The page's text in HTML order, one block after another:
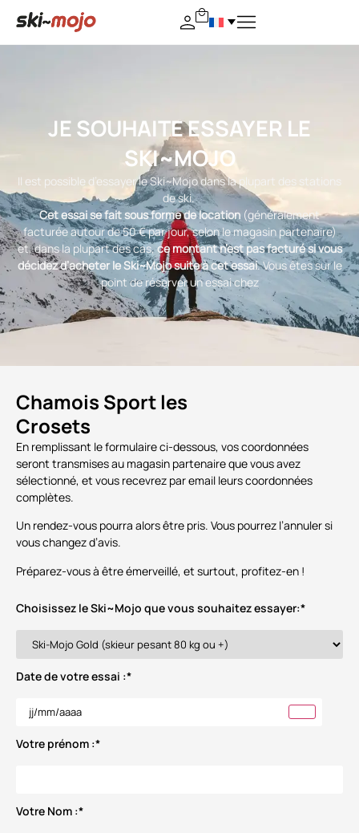
JE SOUHAITE ESSAYER LE
SKI~MOJO
Il est possible d’essayer le Ski~Mojo dans la plupart des stations
de ski.
Cet essai se fait sous forme de location (généralement
facturée autour de 50 € par jour, selon le magasin partenaire)
et, dans la plupart des cas,ce montant n’est pas facturé si vous
décidez d’acheter le Ski~Mojo suite à cet essai. Vous êtes sur le
point de réserver un essai chez
Chamois Sport les
Crosets
En remplissant le formulaire ci-dessous, vos coordonnées
seront transmises au magasin partenaire que vous avez
sélectionné, et vous recevrez par email leurs coordonnées
complètes.
Un rendez-vous pourra alors être pris. Vous pourrez l’annuler si
vous changez d’avis.
Préparez-vous à être émerveillé, et surtout, profitez-en !
Choisissez le Ski~Mojo que vous souhaitez essayer:*
Date de votre essai :*
Votre prénom :*
Votre Nom :*